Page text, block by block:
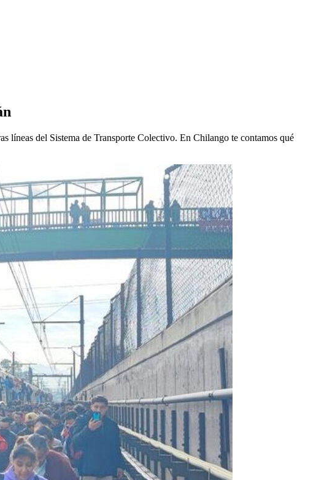
líneas del Sistema de Transporte Colectivo. En Chilango te contamos qué